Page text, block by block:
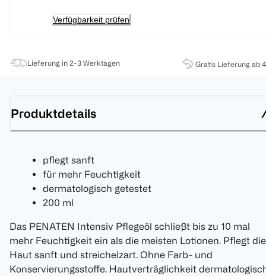
Verfügbarkeit prüfen
Lieferung in 2-3 Werktagen Gratis Lieferung ab
Produktdetails
pflegt sanft
für mehr Feuchtigkeit
dermatologisch getestet
200 ml
Das PENATEN Intensiv Pflegeöl schließt bis zu 10 mal
mehr Feuchtigkeit ein als die meisten Lotionen. Pflegt die
Haut sanft und streichelzart. Ohne Farb- und
Konservierungsstoffe. Hautverträglichkeit